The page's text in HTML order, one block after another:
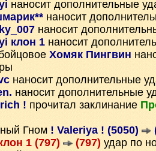
наносит дополнительные
наносит
наносит
клон 1 наносит
Хомяк Пингвин
наносит дополнительные
наносит дополнительные
! прочитал заклинание
Гном ! Valeriya ! (5050)
1 (797) (797) удар по